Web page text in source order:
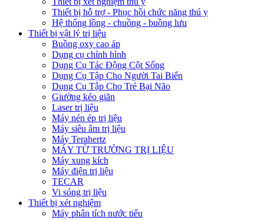
Thiết bị hỗ trợ - Phục hồi chức năng thú y
Hệ thống lồng - chuồng - buồng lưu
Thiết bị vật lý trị liệu
Buồng oxy cao áp
Dụng cụ chỉnh hình
Dụng Cụ Tác Động Cột Sống
Dụng Cụ Tập Cho Người Tai Biến
Dụng Cụ Tập Cho Trẻ Bại Não
Giường kéo giãn
Laser trị liệu
Máy nén ép trị liệu
Máy siêu âm trị liệu
Máy Terahertz
MÁY TỪ TRƯỜNG TRỊ LIỆU
Máy xung kích
Máy điện trị liệu
TECAR
Vi sóng trị liệu
Thiết bị xét nghiệm
Máy phân tích nước tiểu